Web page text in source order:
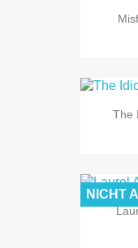
The
NICHT